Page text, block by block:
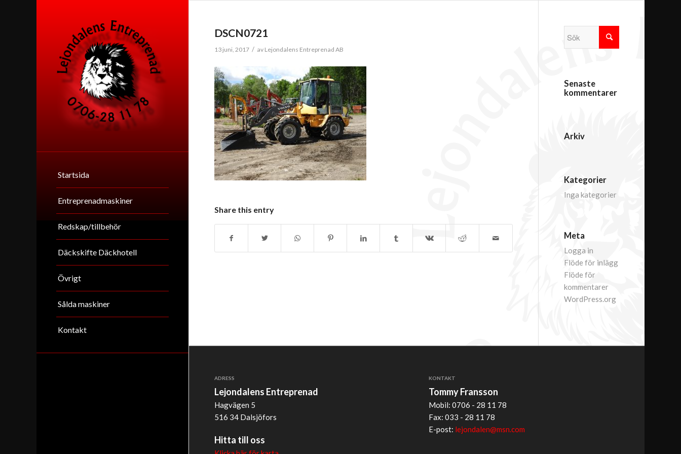
Startsida
Entreprenadmaskiner
Redskap/tillbehör
Däckskifte Däckhotell
Övrigt
Sålda maskiner
Kontakt
DSCN0721
13 juni, 2017 / av Lejondalens Entreprenad AB
Share this entry
Senaste
kommentarer
Arkiv
Kategorier
Inga kategorier
Meta
Logga in
Flöde för inlägg
Flöde för
kommentarer
WordPress.org
ADRESS
Lejondalens Entreprenad
Hagvägen 5
516 34 Dalsjöfors
Hitta till oss
KONTAKT
Tommy Fransson
Mobil: 0706 - 28 11 78
Fax: 033 - 28 11 78
E-post: lejondalen@msn.com